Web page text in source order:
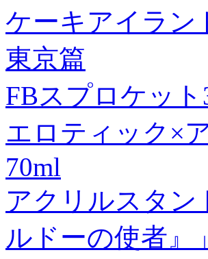
ケーキアイラン
東京篇
FBスプロケッ
エロティック×
70ml
アクリルスタン
ルドーの使者』